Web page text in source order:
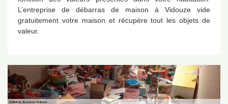
L’entreprise de débarras de maison à Vidouze vide
gratuitement votre maison et récupère tout les objets de
valeur.